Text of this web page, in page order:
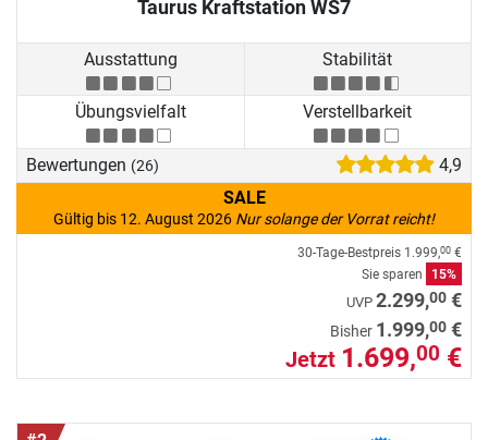
Taurus Kraftstation WS7
Ausstattung Stabilität
Übungsvielfalt Verstellbarkeit
Bewertungen (26)
4,9
SALE
Gültig bis 12. August 2026 Nur solange der Vorrat reicht!
30-Tage-Bestpreis 1.999,00 €
Sie sparen
15%
UVP 2.299,00 €
Bisher 1.999,00 €
Jetzt 1.699,00 €